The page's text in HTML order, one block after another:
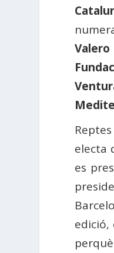
Valero
electa
es
edició,